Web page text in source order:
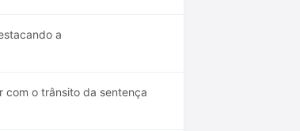
a
com o trânsito da sentença